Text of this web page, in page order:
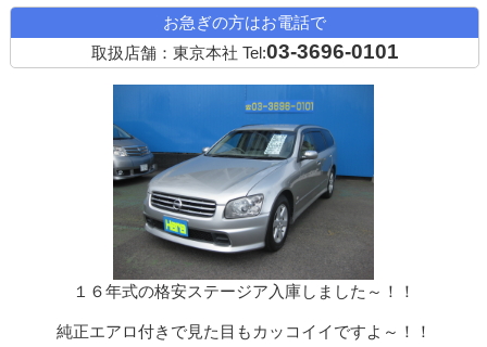
お急ぎの方はお電話で
取扱店舗：東京本社 Tel:03-3696-0101
１６年式の格安ステージア入庫しました～！！
純正エアロ付きで見た目もカッコイイですよ～！！